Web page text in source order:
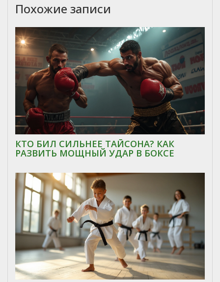
Похожие записи
КТО БИЛ СИЛЬНЕЕ ТАЙСОНА? КАК
РАЗВИТЬ МОЩНЫЙ УДАР В БОКСЕ